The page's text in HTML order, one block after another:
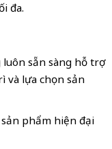
đa.
sẵn sàng hỗ trợ
và lựa chọn sản
phẩm hiện đại